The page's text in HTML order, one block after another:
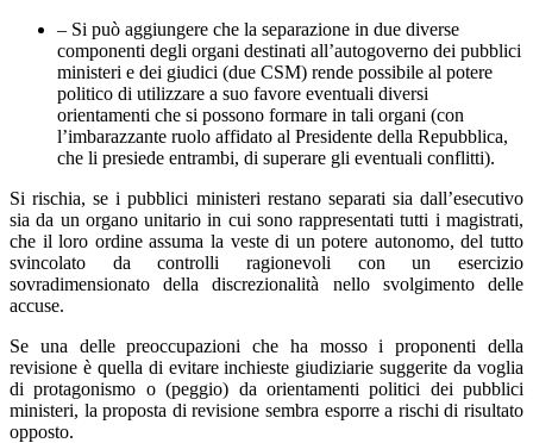
– Si può aggiungere che la separazione in due diverse
componenti degli organi destinati all’autogoverno dei pubblici
ministeri e dei giudici (due CSM) rende possibile al potere
politico di utilizzare a suo favore eventuali diversi
orientamenti che si possono formare in tali organi (con
l’imbarazzante ruolo affidato al Presidente della Repubblica,
che li presiede entrambi, di superare gli eventuali conflitti).
Si rischia, se i pubblici ministeri restano separati sia dall’esecutivo
sia da un organo unitario in cui sono rappresentati tutti i magistrati,
che il loro ordine assuma la veste di un potere autonomo, del tutto
svincolato da controlli ragionevoli con un esercizio
sovradimensionato della discrezionalità nello svolgimento delle
accuse.
Se una delle preoccupazioni che ha mosso i proponenti della
revisione è quella di evitare inchieste giudiziarie suggerite da voglia
di protagonismo o (peggio) da orientamenti politici dei pubblici
ministeri, la proposta di revisione sembra esporre a rischi di risultato
opposto.